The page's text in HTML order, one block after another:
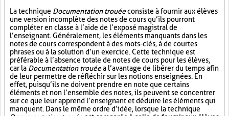
La technique Documentation trouéeconsiste à fournir aux élèves
une version incomplète des notes de cours qu’ils pourront
compléter en classe à l’aide de l’exposé magistral de
l’enseignant. Généralement, les éléments manquants dans les
notes de cours correspondent à des mots-clés, à de courtes
phrases ou à la solution d’un exercice. Cette technique est
préférable à l’absence totale de notes de cours pour les élèves,
car la Documentation trouéea l’avantage de libérer du temps afin
de leur permettre de réfléchir sur les notions enseignées. En
effet, puisqu’ils ne doivent prendre en note que certains
éléments et non l’ensemble des notes, ils peuvent se concentrer
sur ce que leur apprend l’enseignant et déduire les éléments qui
manquent. Dans le même ordre d’idée, lorsque la technique